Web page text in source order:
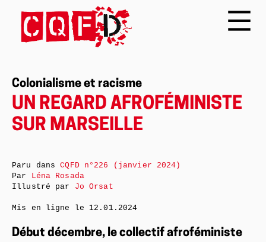
Colonialisme et racisme
UN REGARD AFROFÉMINISTE
SUR MARSEILLE
Début décembre, le collectif afroféministe
Paru dansCQFD n°226 (janvier 2024)
Par Léna Rosada
Illustré par Jo Orsat
Mis en ligne le 12.01.2024